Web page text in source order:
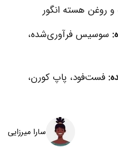
و روغن هسته انگور
سوسیس فرآوری‌شده،
فست‌فود، پاپ کورن،
سارا میرزایی